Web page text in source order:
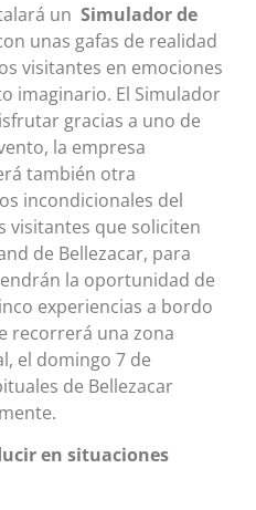
un Simulador de
unas gafas de realidad
visitantes en emociones
imaginario. El Simulador
gracias a uno de
la empresa
también otra
incondicionales del
visitantes que soliciten
de Bellezacar, para
la oportunidad de
experiencias a bordo
recorrerá una zona
el domingo 7 de
de Bellezacar
en situaciones